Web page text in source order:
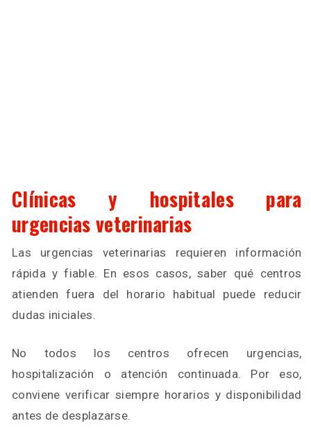
Clínicas y hospitales para
urgencias veterinarias
Las urgencias veterinarias requieren información
rápida y fiable. En esos casos, saber qué centros
atienden fuera del horario habitual puede reducir
dudas iniciales.
No todos los centros ofrecen urgencias,
hospitalización o atención continuada. Por eso,
conviene verificar siempre horarios y disponibilidad
antes de desplazarse.